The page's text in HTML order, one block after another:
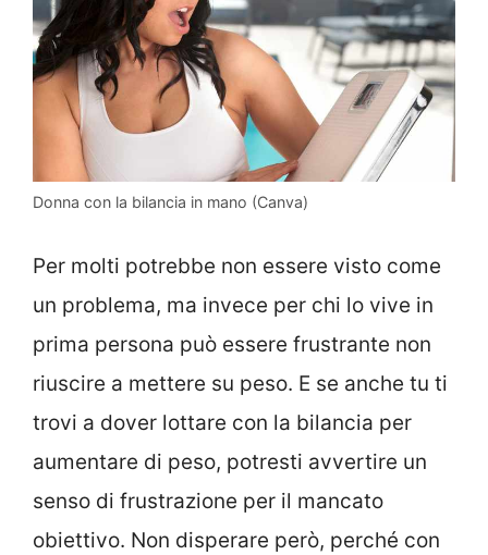
Donna con la bilancia in mano (Canva)
Per molti potrebbe non essere visto come
un problema, ma invece per chi lo vive in
prima persona può essere frustrante non
riuscire a mettere su peso. E se anche tu ti
trovi a dover lottare con la bilancia per
aumentare di peso, potresti avvertire un
senso di frustrazione per il mancato
obiettivo. Non disperare però, perché con